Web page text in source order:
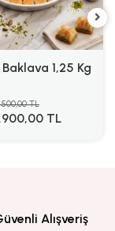
Baklava 1,25 Kg
TL
TL
Alışveriş